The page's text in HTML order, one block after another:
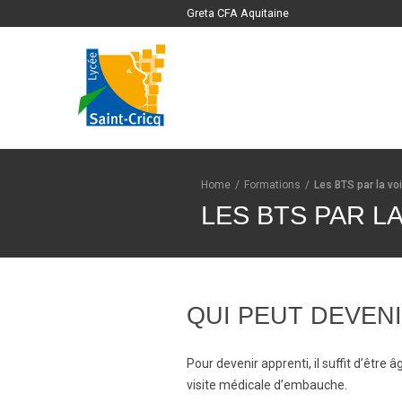
Greta CFA Aquitaine
Home / Formations / Les BTS par la
LES BTS PAR
QUI PEUT
Pour devenir apprenti, il suffit d’être
visite médicale d’embauche.